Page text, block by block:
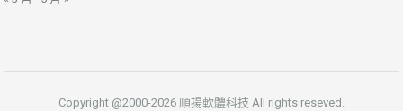
Copyright @2000-2026 順揚軟體科技 All rights reseved.